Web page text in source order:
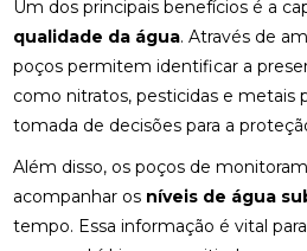
Um dos principais benefícios é a
qualidade da água. Através de
poços permitem identificar a
como nitratos, pesticidas e metais
tomada de decisões para a
Além disso, os poços de
acompanhar os níveis de água
tempo. Essa informação é vital